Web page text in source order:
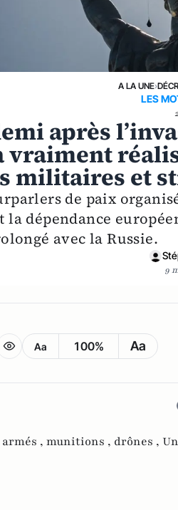
A LA UNE›
LES
après
vraiment
militaires et
de paix
dépendance
avec la Russie.
9
Aa 100% Aa
, munitions , drônes ,